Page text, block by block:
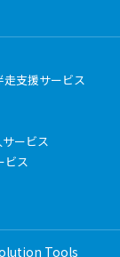
走支援サービス
ービス
ビス
Tools